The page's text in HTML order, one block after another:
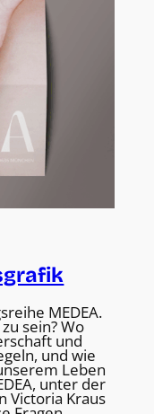
MEDEA.
sein? Wo
und
und wie
Leben
unter der
Victoria Kraus